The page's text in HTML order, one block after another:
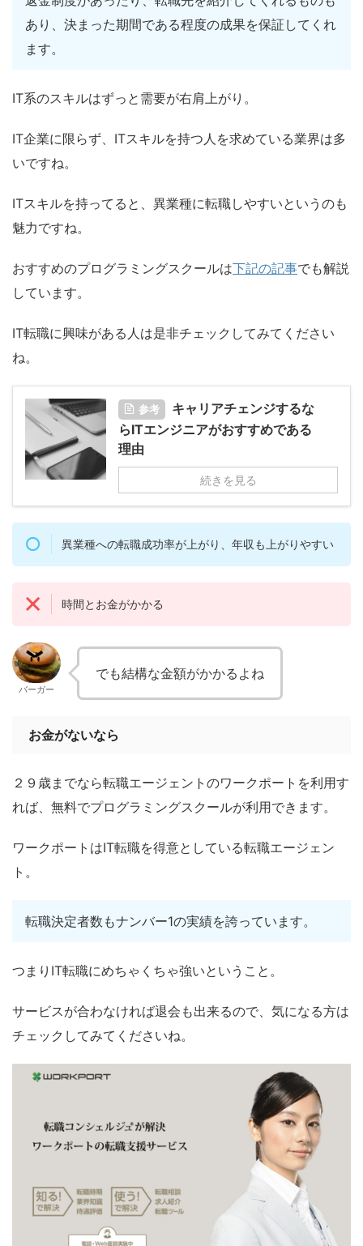
あり、決まった期間である程度の成果を保証してくれ
ます。
IT系のスキルはずっと需要が右肩上がり。
IT企業に限らず、ITスキルを持つ人を求めている業界は多
いですね。
ITスキルを持ってると、異業種に転職しやすいというのも
魅力ですね。
おすすめのプログラミングスクールは下記の記事でも解説
しています。
IT転職に興味がある人は是非チェックしてみてください
ね。
参考
キャリアチェンジするな
らITエンジニアがおすすめである
理由
続きを見る
異業種への転職成功率が上がり、年収も上がりやすい
時間とお金がかかる
バーガー
でも結構な金額がかかるよね
お金がないなら
２９歳までなら転職エージェントのワークポートを利用す
れば、無料でプログラミングスクールが利用できます。
ワークポートはIT転職を得意としている転職エージェン
ト。
転職決定者数もナンバー1の実績を誇っています。
つまりIT転職にめちゃくちゃ強いということ。
サービスが合わなければ退会も出来るので、気になる方は
チェックしてみてくださいね。